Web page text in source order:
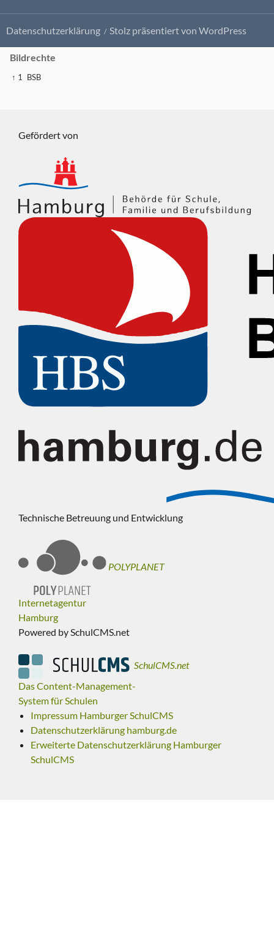
Datenschutzerklärung Stolz präsentiert von WordPress
Bildrechte
↑ 1 BSB
Gefördert von
Technische Betreuung und Entwicklung
POLYPLANET
Internetagentur
Hamburg
Powered by SchulCMS.net
SchulCMS.net
Das Content-Management-
System für Schulen
Impressum Hamburger SchulCMS
Datenschutzerklärung hamburg.de
Erweiterte Datenschutzerklärung Hamburger
SchulCMS